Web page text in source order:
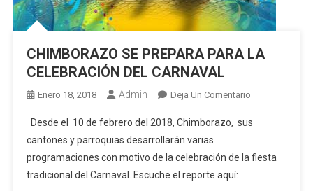
CHIMBORAZO SE PREPARA PARA LA
CELEBRACIÓN DEL CARNAVAL
Enero 18, 2018 Admin Deja Un ComentarioEn
SE
PARA
Desde el 10 de febrero del 2018, Chimborazo, sus
cantones y parroquias desarrollarán varias
programaciones con motivo de la celebración de la fiesta
tradicional del Carnaval. Escuche el reporte aquí: